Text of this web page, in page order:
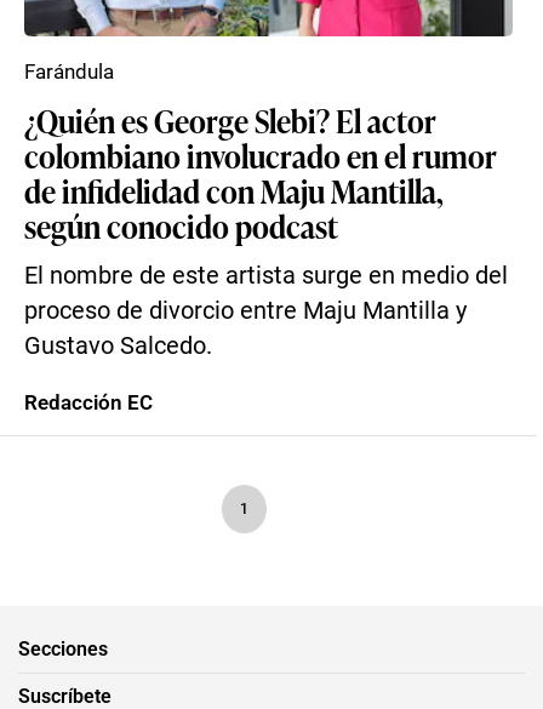
¿Quién es George Slebi? El actor
colombiano involucrado en el rumor
de infidelidad con Maju Mantilla,
según conocido podcast
El nombre de este artista surge en medio del
proceso de divorcio entre Maju Mantilla y
Gustavo Salcedo.
Farándula
Redacción EC
1
Secciones
Suscríbete